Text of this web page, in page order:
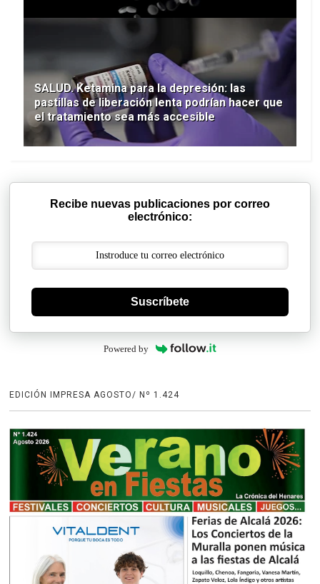
SALUD. Ketamina para la depresión: las
pastillas de liberación lenta podrían hacer que
el tratamiento sea más accesible
Recibe nuevas publicaciones por correo
electrónico:
Suscríbete
Powered by
EDICIÓN IMPRESA AGOSTO/ Nº 1.424